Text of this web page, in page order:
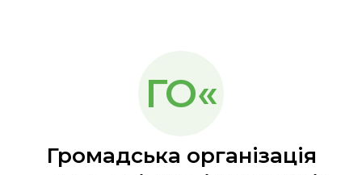
ГО«
Громадська організація